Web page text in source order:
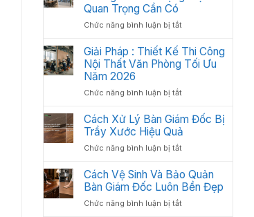
Thất
Phòng
Học:
Cách
Tối
Không
Gian
2026
Quan Trọng Cần Có
Chức năng bình luận bị tắtở
Thất
Văn
Phòng
Những
Các
Hạng
Quan
Cần
Có
Giải Pháp : Thiết Kế Thi Công
Nội Thất Văn Phòng Tối Ưu
Năm 2026
Chức năng bình luận bị tắtở
Pháp
Kế
Công
Nội
Cách Xử Lý Bàn Giám Đốc Bị
Trầy Xước Hiệu Quả
Chức năng bình luận bị tắtở
Xử
Lý
Bàn
Giám
Cách Vệ Sinh Và Bảo Quản
Bàn Giám Đốc Luôn Bền Đẹp
Chức năng bình luận bị tắtở